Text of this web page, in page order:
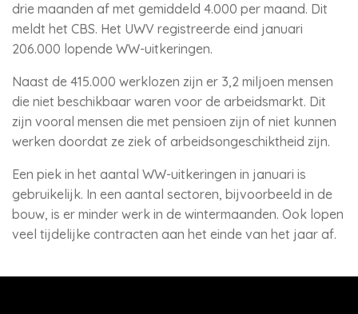
drie maanden af met gemiddeld 4.000 per maand. Dit
meldt het CBS. Het UWV registreerde eind januari
206.000 lopende WW-uitkeringen.
Naast de 415.000 werklozen zijn er 3,2 miljoen mensen
die niet beschikbaar waren voor de arbeidsmarkt. Dit
zijn vooral mensen die met pensioen zijn of niet kunnen
werken doordat ze ziek of arbeidsongeschiktheid zijn.
Een piek in het aantal WW-uitkeringen in januari is
gebruikelijk. In een aantal sectoren, bijvoorbeeld in de
bouw, is er minder werk in de wintermaanden. Ook lopen
veel tijdelijke contracten aan het einde van het jaar af.